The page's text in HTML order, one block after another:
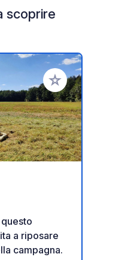
scoprire
Aggiungi ai tuoi
a riposare
campagna.